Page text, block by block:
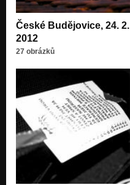
České Budějovice, 24. 2.
2012
27 obrázků